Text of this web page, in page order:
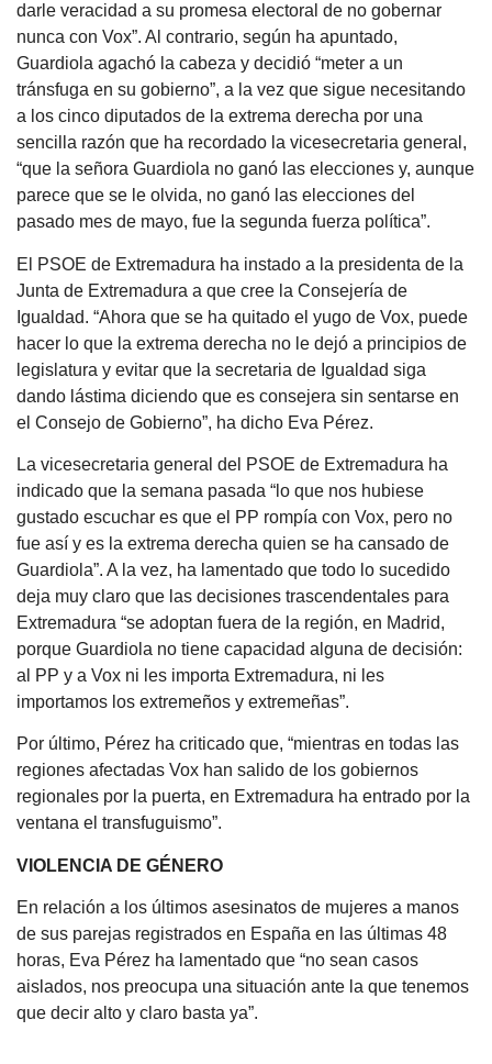
darle veracidad a su promesa electoral de no gobernar
nunca con Vox”. Al contrario, según ha apuntado,
Guardiola agachó la cabeza y decidió “meter a un
tránsfuga en su gobierno”, a la vez que sigue necesitando
a los cinco diputados de la extrema derecha por una
sencilla razón que ha recordado la vicesecretaria general,
“que la señora Guardiola no ganó las elecciones y, aunque
parece que se le olvida, no ganó las elecciones del
pasado mes de mayo, fue la segunda fuerza política”.
El PSOE de Extremadura ha instado a la presidenta de la
Junta de Extremadura a que cree la Consejería de
Igualdad. “Ahora que se ha quitado el yugo de Vox, puede
hacer lo que la extrema derecha no le dejó a principios de
legislatura y evitar que la secretaria de Igualdad siga
dando lástima diciendo que es consejera sin sentarse en
el Consejo de Gobierno”, ha dicho Eva Pérez.
La vicesecretaria general del PSOE de Extremadura ha
indicado que la semana pasada “lo que nos hubiese
gustado escuchar es que el PP rompía con Vox, pero no
fue así y es la extrema derecha quien se ha cansado de
Guardiola”. A la vez, ha lamentado que todo lo sucedido
deja muy claro que las decisiones trascendentales para
Extremadura “se adoptan fuera de la región, en Madrid,
porque Guardiola no tiene capacidad alguna de decisión:
al PP y a Vox ni les importa Extremadura, ni les
importamos los extremeños y extremeñas”.
Por último, Pérez ha criticado que, “mientras en todas las
regiones afectadas Vox han salido de los gobiernos
regionales por la puerta, en Extremadura ha entrado por la
ventana el transfuguismo”.
VIOLENCIA DE GÉNERO
En relación a los últimos asesinatos de mujeres a manos
de sus parejas registrados en España en las últimas 48
horas, Eva Pérez ha lamentado que “no sean casos
aislados, nos preocupa una situación ante la que tenemos
que decir alto y claro basta ya”.